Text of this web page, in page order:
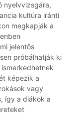
nyelvvizsgára,
kultúra iránti
megkapják a
jelentős
próbálhatják ki
képezik a
vagy
így a diákok a